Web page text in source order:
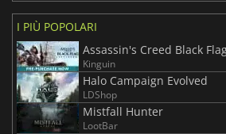
I PIÙ POPOLARI
Assassin's Creed Black
Kinguin
Halo Campaign Evolved
LDShop
Mistfall Hunter
LootBar